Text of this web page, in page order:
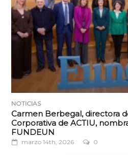
NOTICIAS
Carmen Berbegal, directora
Corporativa de ACTIU,
FUNDEUN
marzo 14th, 2026 0